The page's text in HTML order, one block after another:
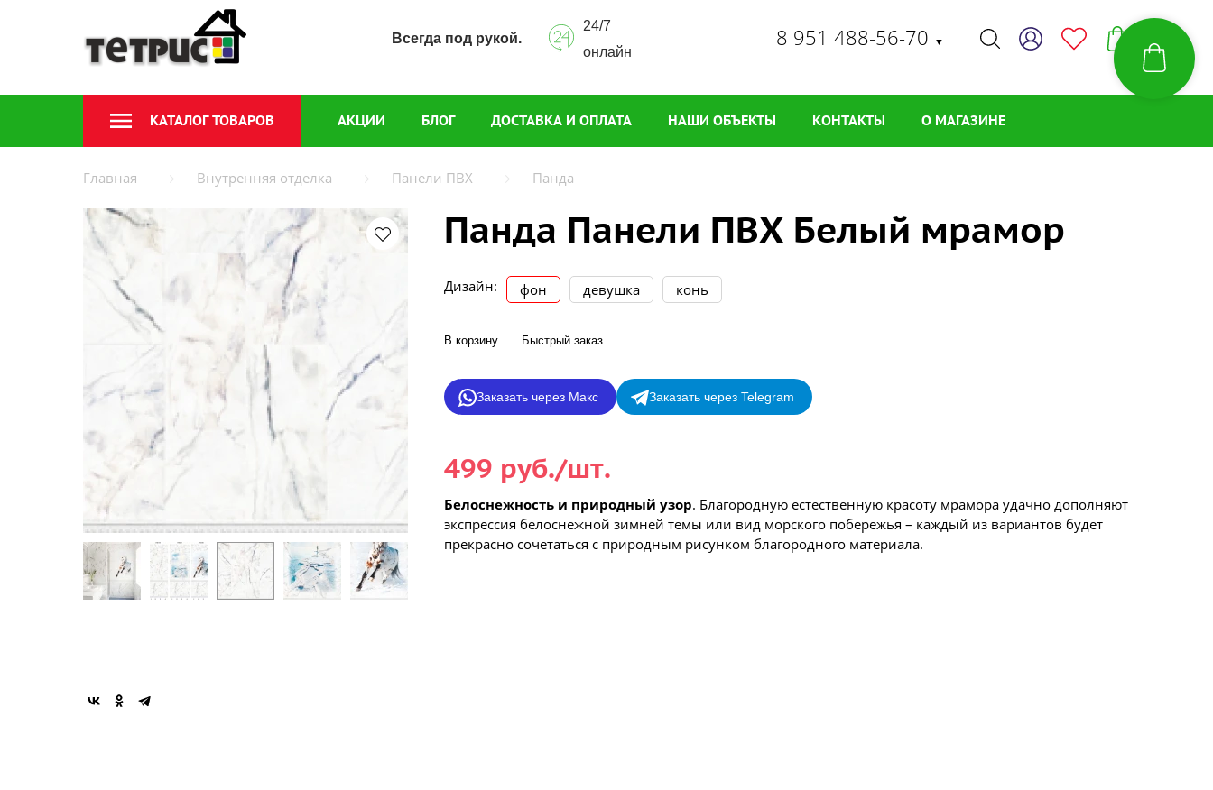
Всегда под рукой.
24/7
онлайн
8 951 488-56-70 ▼
КАТАЛОГ ТОВАРОВ АКЦИИ БЛОГ ДОСТАВКА И ОПЛАТА НАШИ ОБЪЕКТЫ КОНТАКТЫ О МАГАЗИНЕ
Главная Внутренняя отделка Панели ПВХ Панда
Панда Панели ПВХ Белый мрамор
Дизайн: фон девушка конь
В корзину Быстрый заказ
Заказать через Макс Заказать через Telegram
499 руб./шт.
Белоснежность и природный узор. Благородную естественную красоту мрамора удачно дополняют
экспрессия белоснежной зимней темы или вид морского побережья – каждый из вариантов будет
прекрасно сочетаться с природным рисунком благородного материала.